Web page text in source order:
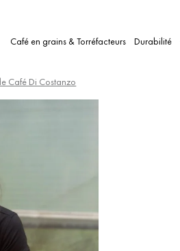
Café en grains & Torréfacteurs Durabilité
Café Di Costanzo